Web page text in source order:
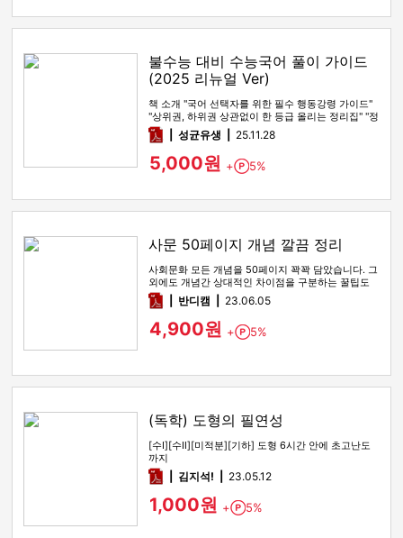
불수능 대비 수능국어 풀이 가이드
(2025 리뉴얼 Ver)
책 소개 "국어 선택자를 위한 필수 행동강령 가이드"
"상위권, 하위권 상관없이 한 등급 올리는 정리집" "정
시파이터 적극 …
pdf성균유생 25.11.28
5,000원 + Point
5%
사문 50페이지 개념 깔끔 정리
사회문화 모든 개념을 50페이지 꽉꽉 담았습니다. 그
외에도 개념간 상대적인 차이점을 구분하는 꿀팁도
함께 있습니다
pdf반디캠 23.06.05
4,900원 + Point
5%
(독학) 도형의 필연성
[수Ⅰ][수Ⅱ][미적분][기하] 도형 6시간 안에 초고난도
까지
pdf김지석! 23.05.12
1,000원 + Point
5%